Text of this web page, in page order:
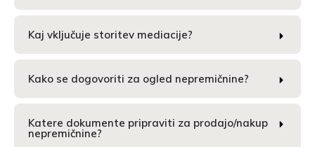
Kaj vključuje storitev mediacije?
Kako se dogovoriti za ogled nepremičnine?
Katere dokumente pripraviti za prodajo/nakup
nepremičnine?